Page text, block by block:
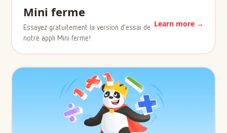
Mini ferme
Essayez gratuitement la version d'essai de
notre appli Mini ferme!
Learn more →